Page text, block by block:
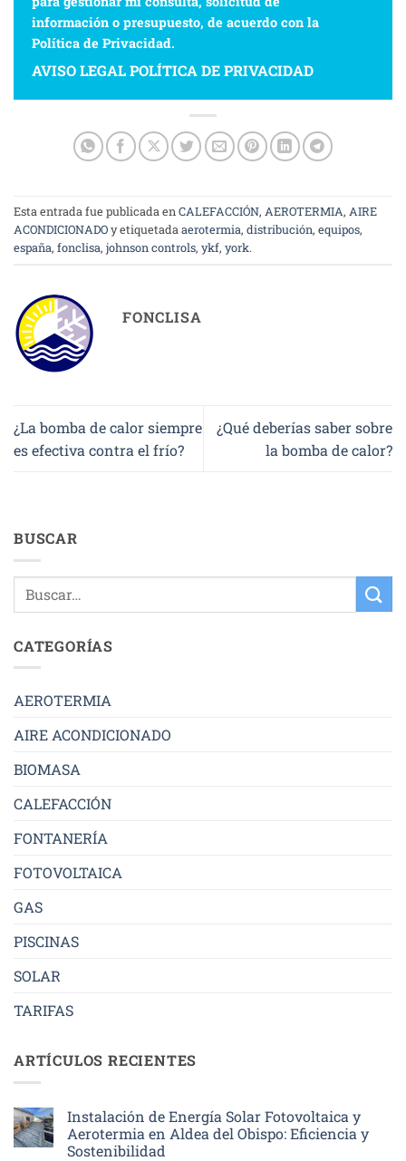
información o presupuesto, de acuerdo con la
Política de Privacidad.
AVISO LEGALPOLÍTICA DE PRIVACIDAD
Esta entrada fue publicada en CALEFACCIÓN, AEROTERMIA, AIRE
ACONDICIONADOy etiquetada aerotermia, distribución, equipos,
españa, fonclisa, johnson controls, ykf, york.
FONCLISA
¿La bomba de calor siempre
es efectiva contra el frío?
¿Qué deberías saber sobre
la bomba de calor?
BUSCAR
CATEGORÍAS
AEROTERMIA
AIRE ACONDICIONADO
BIOMASA
CALEFACCIÓN
FONTANERÍA
FOTOVOLTAICA
GAS
PISCINAS
SOLAR
TARIFAS
ARTÍCULOS RECIENTES
Instalación de Energía Solar Fotovoltaica y
Aerotermia en Aldea del Obispo: Eficiencia y
Sostenibilidad